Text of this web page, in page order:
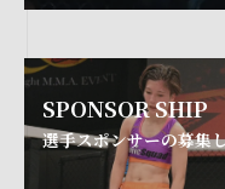
SPONSOR SHIP
選手スポンサーの募集